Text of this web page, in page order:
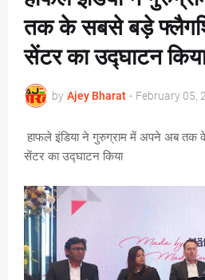
तक के सबसे बड़े
सेंटर का उद्घाटन
by Ajey Bharat - February 05,
हाफले इंडिया ने गुरुग्राम में अपने अब तक
सेंटर का उद्घाटन किया